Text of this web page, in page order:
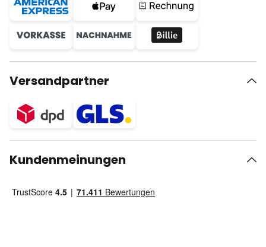
Versandpartner
Kundenmeinungen